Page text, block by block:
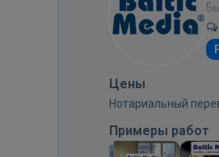
Цены
Нотариальный
Примеры работ